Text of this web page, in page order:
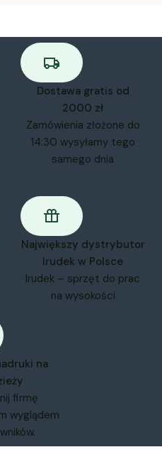
Dostawa gratis od
2000 zł
Zamówienia złożone do
14:30 wysyłamy tego
samego dnia
Największy dystrybutor
Irudek w Polsce
Irudek – sprzęt do prac
na wysokości
na
firmę
wyglądem